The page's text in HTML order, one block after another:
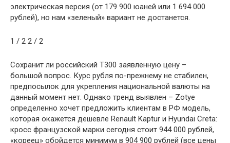
электрическая версия (от 179 900 юаней или 1 694 000
рублей), но нам «зеленый» вариант не достанется.
1 / 2 2 / 2
Сохранит ли российский T300 заявленную цену –
большой вопрос. Курс рубля по-прежнему не стабилен,
предпосылок для укрепления национальной валюты на
данный момент нет. Однако тренд выявлен – Zotye
определенно хочет предложить клиентам в РФ модель,
которая окажется дешевле Renault Kaptur и Hyundai Creta:
кросс французской марки сегодня стоит 944 000 рублей,
«кореец» обойдется минимум в 904 900 рублей (все цены